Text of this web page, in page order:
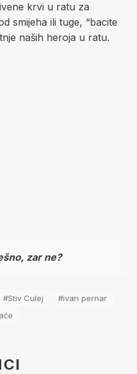
krvi u ratu za
smijeha ili tuge, “bacite
naših heroja u ratu.
zar ne?
#Stiv Culej
#ivan pernar